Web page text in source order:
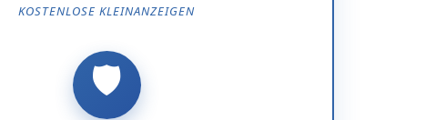
KOSTENLOSE KLEINANZEIGEN